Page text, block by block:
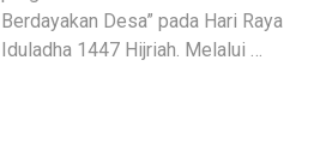
Berdayakan Desa” pada Hari Raya
Iduladha 1447 Hijriah. Melalui …